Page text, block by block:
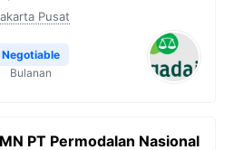
Pusat
Negotiable
Bulanan
PT Permodalan Nasional